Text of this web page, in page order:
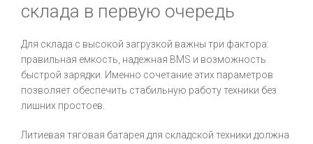
склада в первую очередь
Для склада с высокой загрузкой важны три фактора:
правильная емкость, надежная BMS и возможность
быстрой зарядки. Именно сочетание этих параметров
позволяет обеспечить стабильную работу техники без
лишних простоев.
Литиевая тяговая батарея для складской техники должна